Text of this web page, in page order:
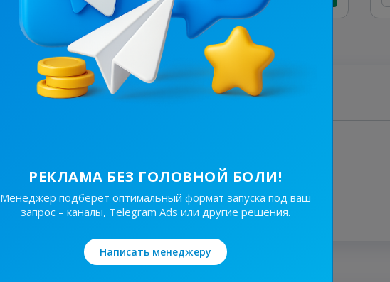
РЕКЛАМА БЕЗ ГОЛОВНОЙ БОЛИ!
Менеджер подберет оптимальный формат запуска под ваш
запрос – каналы, Telegram Ads или другие решения.
Написать менеджеру